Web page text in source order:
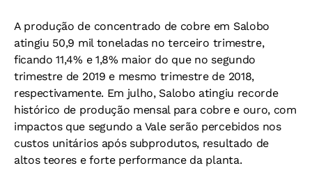
A produção de concentrado de cobre em Salobo
atingiu 50,9 mil toneladas no terceiro trimestre,
ficando 11,4% e 1,8% maior do que no segundo
trimestre de 2019 e mesmo trimestre de 2018,
respectivamente. Em julho, Salobo atingiu recorde
histórico de produção mensal para cobre e ouro, com
impactos que segundo a Vale serão percebidos nos
custos unitários após subprodutos, resultado de
altos teores e forte performance da planta.